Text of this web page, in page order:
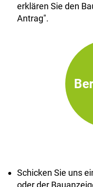
erklären Sie den
Antrag".
Schicken Sie uns
oder der